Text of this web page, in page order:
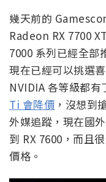
幾天前的
Radeon RX 7700
7000 系列已經全部
現在已經可以挑選
NVIDIA 各等級都有
Ti 會降價 ，沒想到
外媒追蹤，現在國
到 RX 7600，而且
價格。